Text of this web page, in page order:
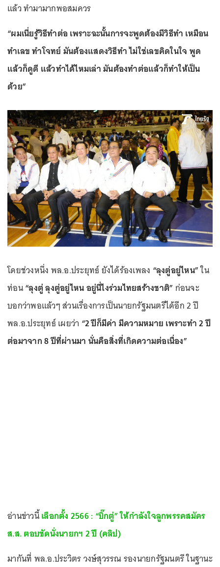
แล้ว ทำมามากพอสมควร
“ผมเนี่ยรู้วิธีทำต่อ เพราะฉะนั้นการจะพูดต้องมีวิธีทำ เหมือน
ทำเลข ทำโจทย์ มันต้องแสดงวิธีทำ ไม่ใช่เลขคิดในใจ พูด
แล้วก็ดูดี แล้วทำได้ไหมเล่า มันต้องทำต่อแล้วก็ทำให้เป็น
ด้วย”
โดยช่วงหนึ่ง พล.อ.ประยุทธ์ ยังได้ร้องเพลง “ลุงตู่อยู่ไหน”ใน
ท่อน“ลุงตู่ ลุงตู่อยู่ไหน อยู่นี่ไงร่วมไทยสร้างชาติ” ก่อนจะ
บอกว่าพอแล้วๆ ส่วนเรื่องการเป็นนายกรัฐมนตรีได้อีก 2 ปี
พล.อ.ประยุทธ์ เผยว่า “2 ปีก็มีค่า มีความหมาย เพราะทำ 2 ปี
ต่อมาจาก 8 ปีที่ผ่านมา นั่นคือสิ่งที่เกิดความต่อเนื่อง”
อ่านข่าวนี้เลือกตั้ง 2566 : “บิ๊กตู่” ให้กำลังใจลูกพรรคสมัคร
ส.ส. ตอบชัดนั่งนายกฯ 2 ปี (คลิป)
มากันที่ พล.อ.ประวิตร วงษ์สุวรรณ รองนายกรัฐมนตรี ในฐานะ